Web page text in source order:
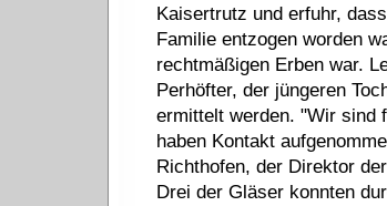
Kaisertrutz und erfuhr,
Familie entzogen worden
rechtmäßigen Erben war.
Perhöfter, der jüngeren
ermittelt werden. "Wir sind
haben Kontakt
Richthofen, der Direktor
Drei der Gläser konnten